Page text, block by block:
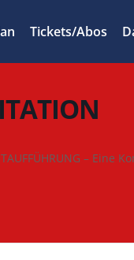
Tickets/Abos
– Eine